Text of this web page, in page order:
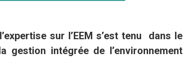
sur l’EEM s’est tenu dans le
gestion intégrée de l’environnement